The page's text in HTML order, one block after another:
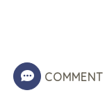
COMMENT